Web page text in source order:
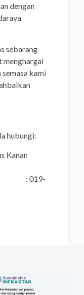
dengan
sebarang
menghargai
semasa kami
hubungi:
Kanan